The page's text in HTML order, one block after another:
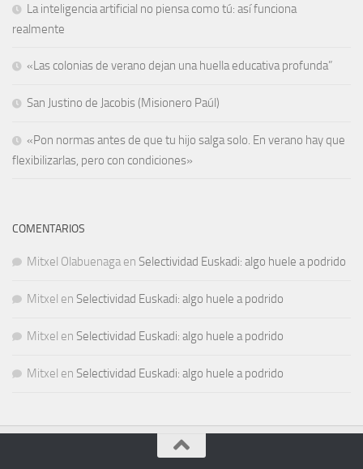
La inteligencia artificial no piensa como tú: así funciona
realmente
«Las colonias de verano dejan una huella educativa profunda”
San Justino de Jacobis (Misionero Paúl)
«Pon normas antes de que tu hijo salga solo. En verano hay que
flexibilizarlas, pero con condiciones»
COMENTARIOS
Mitxel Olabuenaga en Selectividad Euskadi: algo huele a podrido
Mitxel en Selectividad Euskadi: algo huele a podrido
Mitxel en Selectividad Euskadi: algo huele a podrido
Mitxel en Selectividad Euskadi: algo huele a podrido